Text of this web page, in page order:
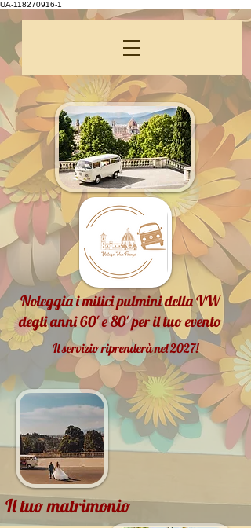
UA-118270916-1
Noleggia i mitici pulmini della VW
degli anni 60' e 80' per il tuo evento
Il servizio riprenderà nel 2027!
Il tuo matrimonio